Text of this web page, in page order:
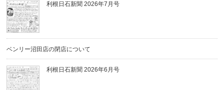
利根日石新聞 2026年7月号
ベンリー沼田店の閉店について
利根日石新聞 2026年6月号